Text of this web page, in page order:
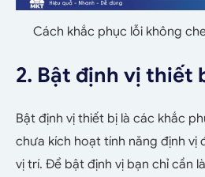
Cách khắc phục lỗi không
2. Bật định vị thiết
Bật định vị thiết bị là các khắc
chưa kích hoạt tính năng định vị
vị trí. Để bật định vị bạn chỉ cần